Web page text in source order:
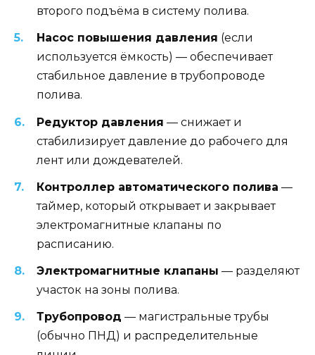
второго подъёма в систему полива.
Насос повышения давления (если
используется ёмкость) — обеспечивает
стабильное давление в трубопроводе
полива.
Редуктор давления — снижает и
стабилизирует давление до рабочего для
лент или дождевателей.
Контроллер автоматического полива —
таймер, который открывает и закрывает
электромагнитные клапаны по
расписанию.
Электромагнитные клапаны — разделяют
участок на зоны полива.
Трубопровод — магистральные трубы
(обычно ПНД) и распределительные